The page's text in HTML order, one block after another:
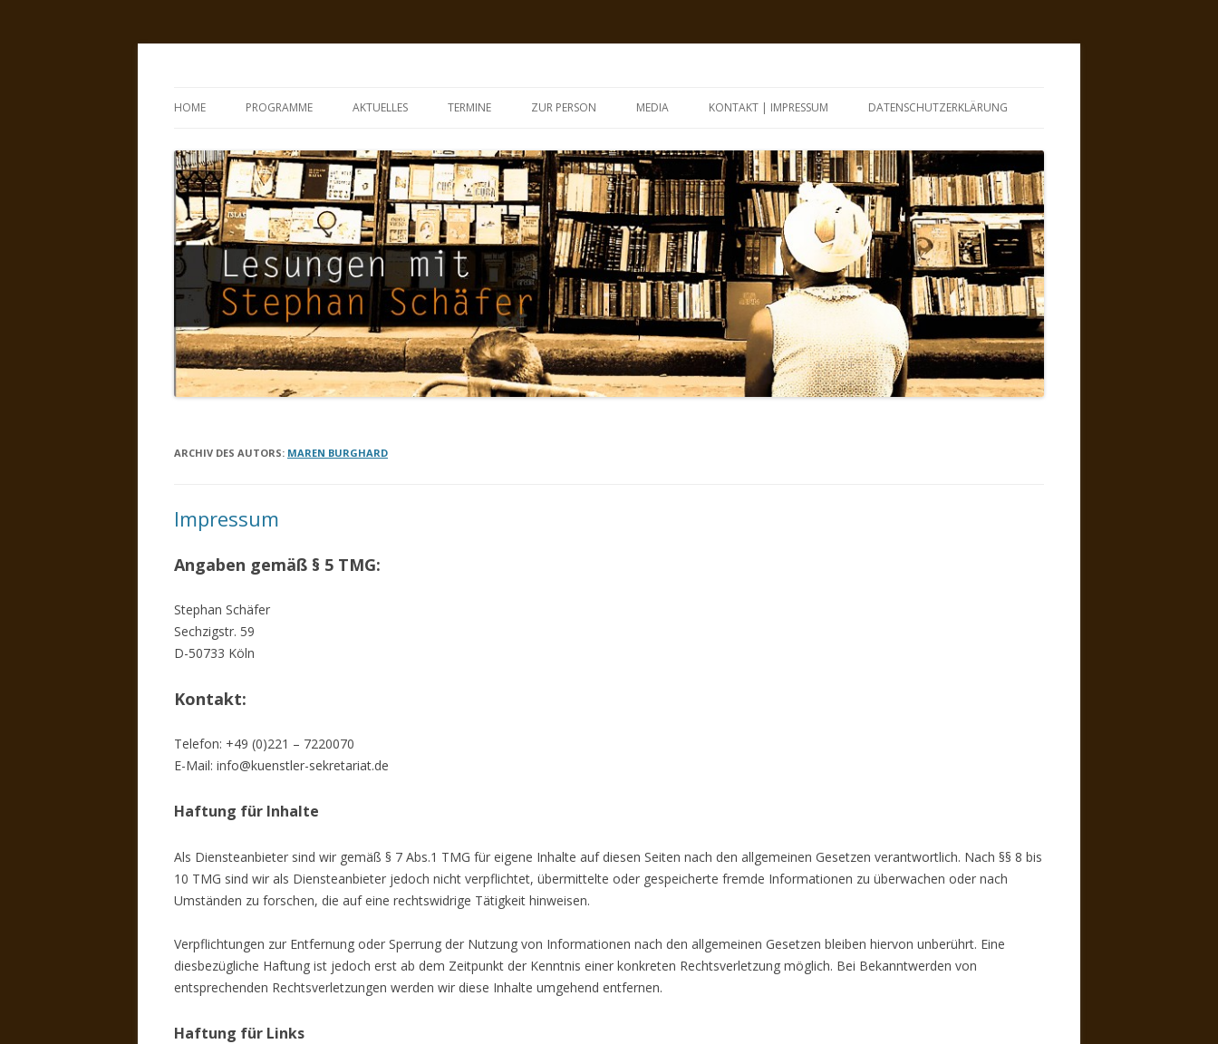
HOME PROGRAMME AKTUELLES TERMINE ZUR PERSON MEDIA KONTAKT | IMPRESSUM DATENSCHUTZERKLÄRUNG
ARCHIV DES AUTORS: MAREN BURGHARD
Impressum
Angaben gemäß § 5 TMG:
Stephan Schäfer
Sechzigstr. 59
D-50733 Köln
Kontakt:
Telefon: +49 (0)221 – 7220070
E-Mail: info@kuenstler-sekretariat.de
Haftung für Inhalte
Als Diensteanbieter sind wir gemäß § 7 Abs.1 TMG für eigene Inhalte auf diesen Seiten nach den allgemeinen Gesetzen verantwortlich. Nach §§ 8 bis
10 TMG sind wir als Diensteanbieter jedoch nicht verpflichtet, übermittelte oder gespeicherte fremde Informationen zu überwachen oder nach
Umständen zu forschen, die auf eine rechtswidrige Tätigkeit hinweisen.
Verpflichtungen zur Entfernung oder Sperrung der Nutzung von Informationen nach den allgemeinen Gesetzen bleiben hiervon unberührt. Eine
diesbezügliche Haftung ist jedoch erst ab dem Zeitpunkt der Kenntnis einer konkreten Rechtsverletzung möglich. Bei Bekanntwerden von
entsprechenden Rechtsverletzungen werden wir diese Inhalte umgehend entfernen.
Haftung für Links